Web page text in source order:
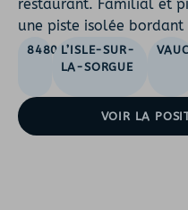
restaurant. Familial et
une piste isolée
84800L’ISLE-SUR-
LA-SORGUE
VOIR LA